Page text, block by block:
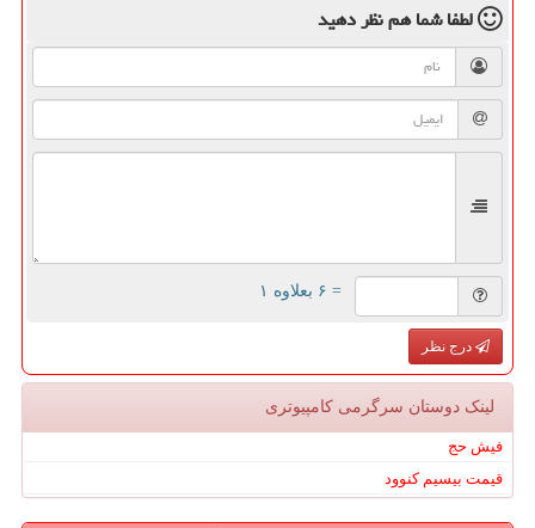
لطفا شما همنظر دهید
= ۶ بعلاوه ۱
درج نظر
لینک دوستان سرگرمی كامپیوتری
فیش حج
قیمت بیسیم کنوود